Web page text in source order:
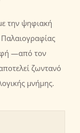
την ψηφιακή
—από τον
ζωντανό
μνήμης.